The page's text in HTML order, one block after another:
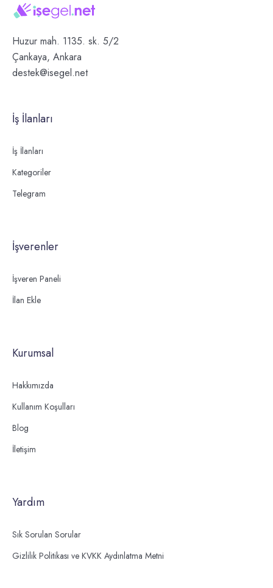
Huzur mah. 1135. sk. 5/2
Çankaya, Ankara
destek@isegel.net
İş İlanları
İş İlanları
Kategoriler
Telegram
İşverenler
İşveren Paneli
İlan Ekle
Kurumsal
Hakkımızda
Kullanım Koşulları
Blog
İletişim
Yardım
Sık Sorulan Sorular
Gizlilik Politikası ve KVKK Aydınlatma Metni